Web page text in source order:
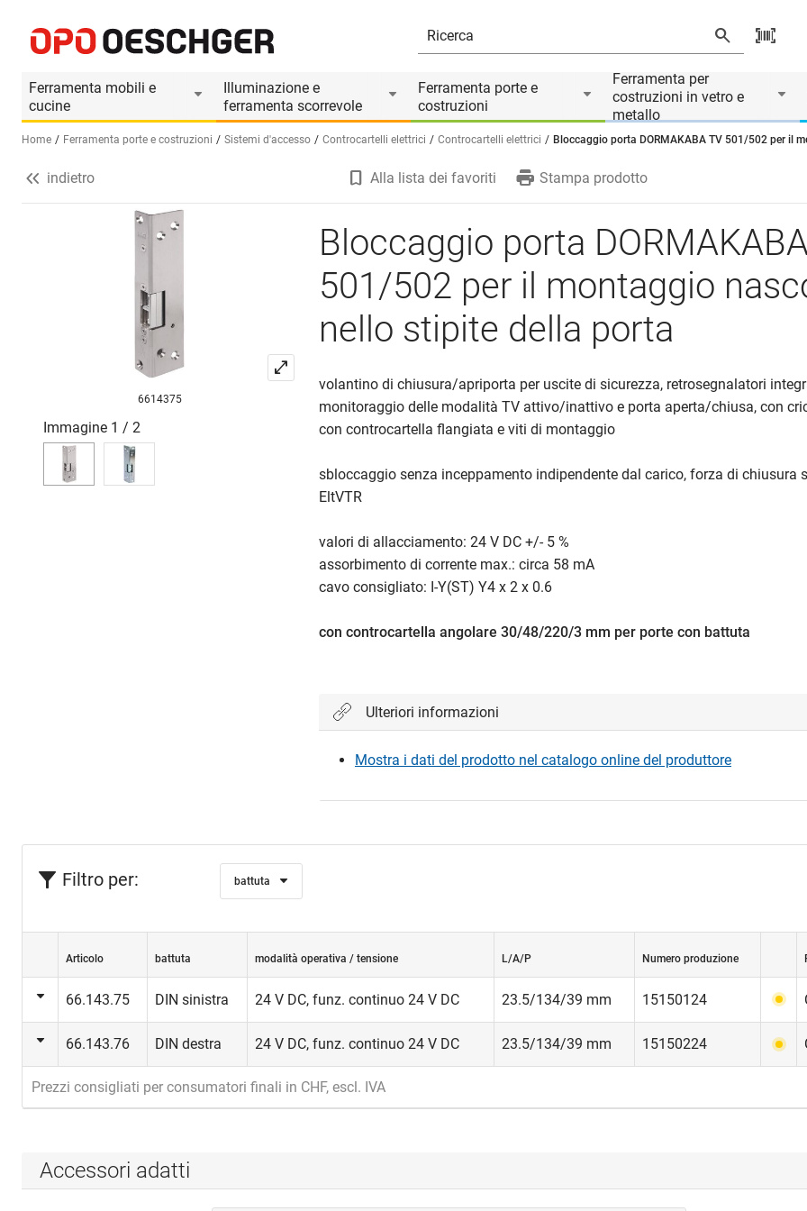
Ferramenta mobili e
cucine
Illuminazione e
ferramenta scorrevole
Ferramenta porte e
costruzioni
Ferramenta per
costruzioni in vetro e
metallo
Seleziona una lingua (IT)
Home Ferramenta porte e costruzioni Sistemi d'accesso Controcartelli elettrici Controcartelli elettrici Bloccaggio porta DORMAKABA TV 501/502 per il
Informazioni prodotto
Accessori adatti
indietro Alla lista dei favoriti Stampa prodotto
6614375
Immagine 1 / 2
Bloccaggio porta
501/502 per il montaggio
nello stipite della porta
volantino di chiusura/apriporta per uscite di sicurezza, retrosegnalatori
monitoraggio delle modalità TV attivo/inattivo e porta aperta/chiusa, con
con controcartella flangiata e viti di montaggio
sbloccaggio senza inceppamento indipendente dal carico, forza di chiusura
EltVTR
valori di allacciamento: 24 V DC +/- 5 %
assorbimento di corrente max.: circa 58 mA
cavo consigliato: I-Y(ST) Y4 x 2 x 0.6
con controcartella angolare 30/48/220/3 mm per porte con battuta
Ulteriori informazioni
Mostra i dati del prodotto nel catalogo online del produttore
Filtro per: battuta
Articolo battuta modalità operativa / tensione L/A/P Numero produzione
66.143.75 DIN sinistra 24 V DC, funz. continuo 24 V DC 23.5/134/39 mm 15150124
66.143.76 DIN destra 24 V DC, funz. continuo 24 V DC 23.5/134/39 mm 15150224
Prezzi consigliati per consumatori finali in CHF, escl. IVA
Accessori adatti